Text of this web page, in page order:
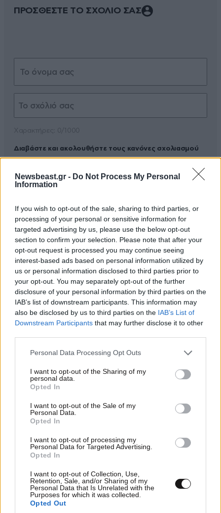
Newsbeast.gr - Do Not Process My Personal
Information
If you wish to opt-out of the sale, sharing to third parties, or
processing of your personal or sensitive information for
targeted advertising by us, please use the below opt-out
section to confirm your selection. Please note that after your
opt-out request is processed you may continue seeing
interest-based ads based on personal information utilized by
us or personal information disclosed to third parties prior to
your opt-out. You may separately opt-out of the further
disclosure of your personal information by third parties on the
IAB’s list of downstream participants. This information may
also be disclosed by us to third parties on the IAB’s List of
Downstream Participants that may further disclose it to other
Please note that this website/app uses one or more Google
not limited to your visit or usage behaviour. You may click to
grant or deny consent to Google and its third-party tags to
use your data for below specified purposes in below Google
consent section.
Personal Data Processing Opt Outs
I want to opt-out of the Sharing of my
personal data.
Opted In
I want to opt-out of the Sale of my
Personal Data.
Opted In
I want to opt-out of processing my
Personal Data for Targeted Advertising.
Opted In
I want to opt-out of Collection, Use,
Retention, Sale, and/or Sharing of my
Personal Data that Is Unrelated with the
Purposes for which it was collected.
Opted Out
ΠΡΟΣΘΕΣΤΕ ΤΟ ΣΧΟΛΙΟ ΣΑΣ
Διαβάστε και ακολουθήστε τους κανόνες σχολιασμού
ΠΡΟΣΘΗΚΗ
TRENDING
ΕΛΛΑΔΑ06·08·2026 21:47
Τραγωδία στα Μάλια: «Ο πανικός τη σκότωσε»
– Τι λένε μάρτυρες για τη 42χρονη Ολλανδή
που πνίγηκε προσπαθώντας να σώσει τη φίλη